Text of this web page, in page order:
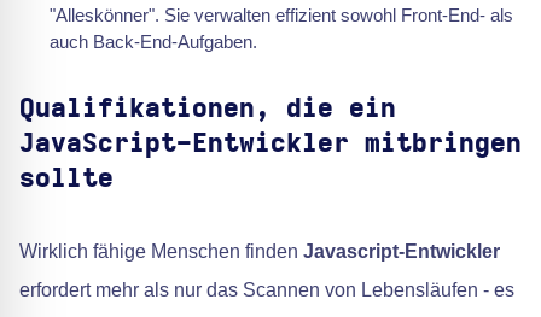
"Alleskönner". Sie verwalten effizient sowohl Front-End- als
auch Back-End-Aufgaben.
Qualifikationen, die ein
JavaScript-Entwickler mitbringen
sollte
Wirklich fähige Menschen finden Javascript-Entwickler
erfordert mehr als nur das Scannen von Lebensläufen - es